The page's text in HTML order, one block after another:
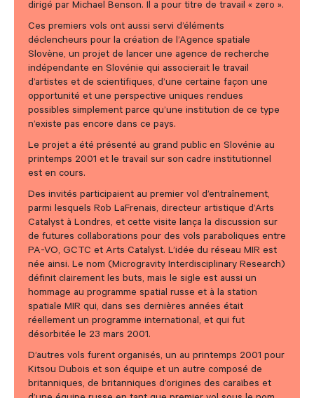
dirigé par Michael Benson. Il a pour titre de travail « zero ».
Ces premiers vols ont aussi servi d’éléments
déclencheurs pour la création de l’Agence spatiale
Slovène, un projet de lancer une agence de recherche
indépendante en Slovénie qui associerait le travail
d’artistes et de scientifiques, d’une certaine façon une
opportunité et une perspective uniques rendues
possibles simplement parce qu’une institution de ce type
n’existe pas encore dans ce pays.
Le projet a été présenté au grand public en Slovénie au
printemps 2001 et le travail sur son cadre institutionnel
est en cours.
Des invités participaient au premier vol d’entraînement,
parmi lesquels Rob LaFrenais, directeur artistique d’Arts
Catalyst à Londres, et cette visite lança la discussion sur
de futures collaborations pour des vols paraboliques entre
PA-VO, GCTC et Arts Catalyst. L’idée du réseau MIR est
née ainsi. Le nom (Microgravity Interdisciplinary Research)
définit clairement les buts, mais le sigle est aussi un
hommage au programme spatial russe et à la station
spatiale MIR qui, dans ses dernières années était
réellement un programme international, et qui fut
désorbitée le 23 mars 2001.
D’autres vols furent organisés, un au printemps 2001 pour
Kitsou Dubois et son équipe et un autre composé de
britanniques, de britanniques d’origines des caraïbes et